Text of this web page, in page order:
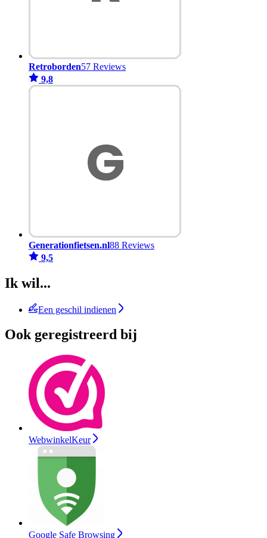
Retroborden57 Reviews
9,8
Generationfietsen.nl88 Reviews
9,5
Ik wil...
Een geschil indienen
Ook geregistreerd bij
WebwinkelKeur
Google Safe Browsing